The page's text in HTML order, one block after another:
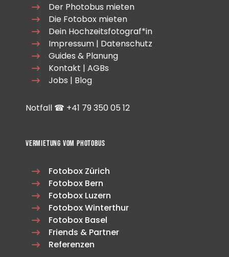
Der Photobus mieten
Die Fotobox mieten
Dein Hochzeitsfotograf*in
Impressum | Datenschutz
Guides & Planung
Kontakt | AGBs
Jobs | Blog
Notfall ☎ +41 ‭79 350 05 12
Vermietung vom Photobus
Fotobox Zürich
Fotobox Bern
Fotobox Luzern
Fotobox Winterthur
Fotobox Basel
Friends & Partner
Referenzen